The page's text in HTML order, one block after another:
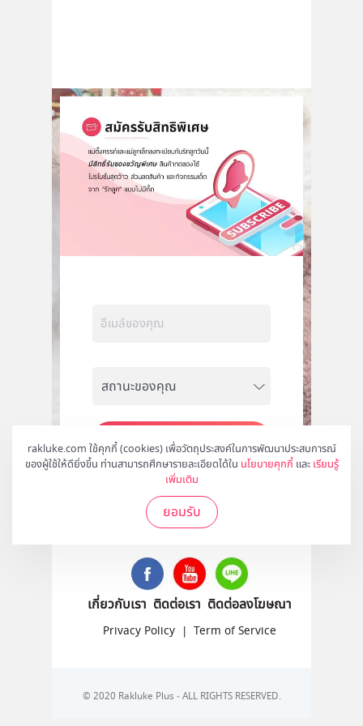
rakluke.com ใช้คุกกี้ (cookies) เพื่อวัตถุประสงค์ในการพัฒนาประสบการณ์
ของผู้ใช้ให้ดียิ่งขึ้น ท่านสามารถศึกษารายละเอียดได้ใน นโยบายคุกกี้ และ เรียนรู้
เพิ่มเติม
ยอมรับ
สมัคร
ติดตามเราได้ที่
เกี่ยวกับเรา ติดต่อเรา ติดต่อลงโฆษณา
Privacy Policy | Term of Service
© 2020 Rakluke Plus - ALL RIGHTS RESERVED.